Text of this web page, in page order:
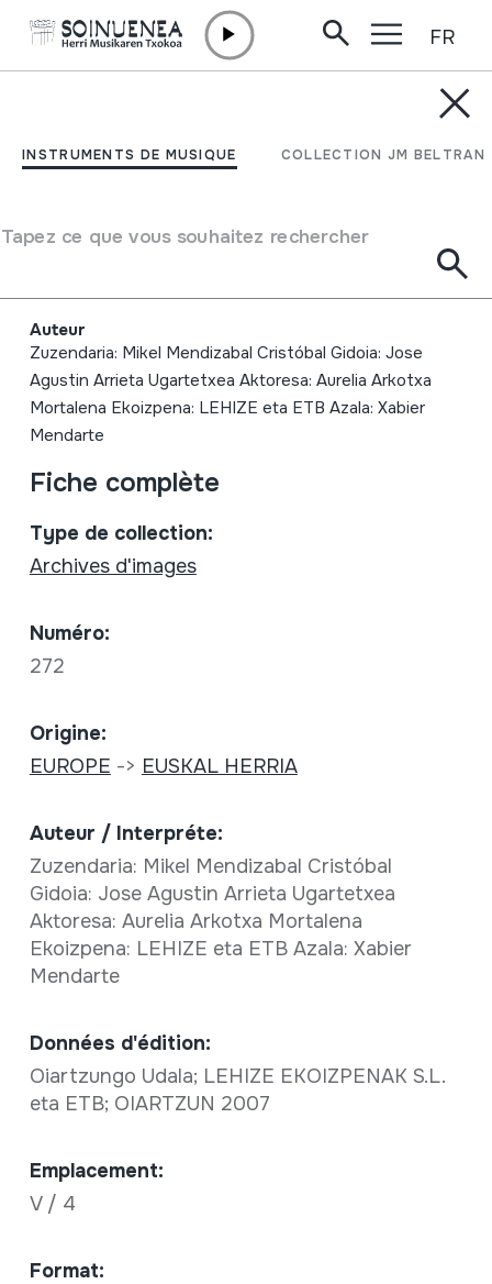
INSTRUMENTS DE MUSIQUE COLLECTION JM BELTRAN
Tapez ce que vous souhaitez rechercher
FR
Berez doana zertan
Lekuonaren poesia
Auteur
Zuzendaria: Mikel Mendizabal Cristóbal Gidoia: Jose
Agustin Arrieta Ugartetxea Aktoresa: Aurelia Arkotxa
Mortalena Ekoizpena: LEHIZE eta ETB Azala: Xabier
Mendarte
Fiche complète
Type de collection:
Archives d'images
Numéro:
272
Origine:
EUROPE -> EUSKAL HERRIA
Auteur / Interpréte:
Zuzendaria: Mikel Mendizabal Cristóbal
Gidoia: Jose Agustin Arrieta Ugartetxea
Aktoresa: Aurelia Arkotxa Mortalena
Ekoizpena: LEHIZE eta ETB Azala: Xabier
Mendarte
Données d'édition:
Oiartzungo Udala; LEHIZE EKOIZPENAK S.L.
eta ETB; OIARTZUN 2007
Emplacement:
V / 4
Format: